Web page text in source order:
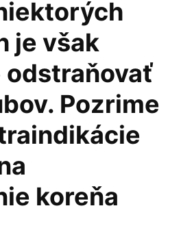
je však
odstraňovať
Pozrime
koreňa